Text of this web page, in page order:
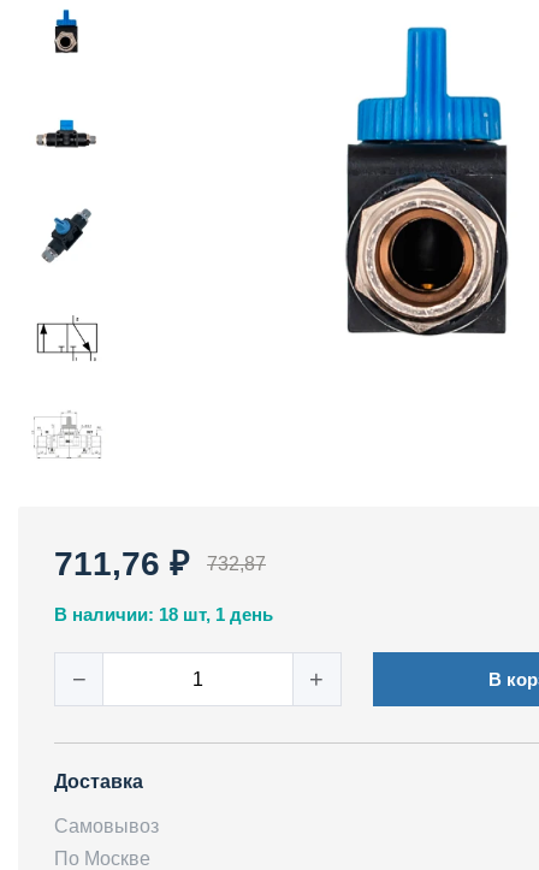
711,76 ₽ 732,87
В наличии: 18 шт, 1 день
− + В
Доставка
Самовывоз
По Москве